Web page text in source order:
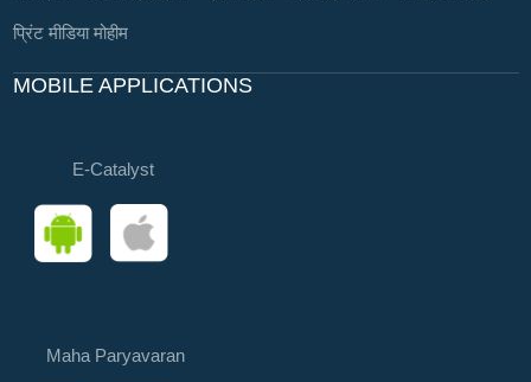
प्रिंट मीडिया मोहीम
MOBILE APPLICATIONS
E-Catalyst
Maha Paryavaran